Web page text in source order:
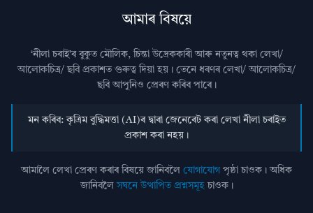
আমাৰ বিষয়ে
‘নীলা চৰাই’ৰ বুকুত মৌলিক, চিন্তা উদ্রেককাৰী আৰু নতুনত্ব থকা লেখা/
আলোকচিত্ৰ/ ছবি প্রকাশত গুৰুত্ব দিয়া হয়। তেনে ধৰণৰ লেখা/ আলোকচিত্ৰ/
ছবি আপুনিও প্রেৰণ কৰিব পাৰে।
মন কৰিব: কৃত্ৰিম বুদ্ধিমত্তা (AI)ৰ দ্বাৰা জেনেৰেট কৰা লেখা নীলা চৰাইত
প্ৰকাশ কৰা নহয়।
আমালৈ লেখা প্ৰেৰণ কৰাৰ বিষয়ে জানিবলৈ যোগাযোগ পৃষ্ঠা চাওক। অধিক
জানিবলৈসঘনে উত্থাপিত প্ৰশ্নসমূহচাওক।